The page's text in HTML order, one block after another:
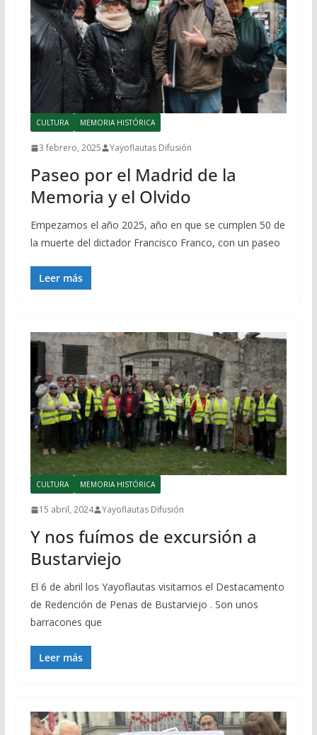
CULTURA MEMORIA HISTÓRICA
3 febrero, 2025 Yayoflautas Difusión
Paseo por el Madrid de la
Memoria y el Olvido
Empezamos el año 2025, año en que se cumplen 50 de
la muerte del dictador Francisco Franco, con un paseo
Leer más
CULTURA MEMORIA HISTÓRICA
15 abril, 2024 Yayoflautas Difusión
Y nos fuímos de excursión a
Bustarviejo
El 6 de abril los Yayoflautas visitamos el Destacamento
de Redención de Penas de Bustarviejo . Son unos
barracones que
Leer más